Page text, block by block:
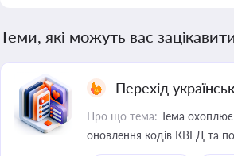
Теми, які можуть вас
Перехід
Про що тема: Тема охоплює
оновлення кодів КВЕД та